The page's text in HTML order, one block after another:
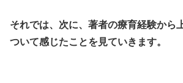
それでは、次に、著者の療育経験から
ついて感じたことを見ていきます。